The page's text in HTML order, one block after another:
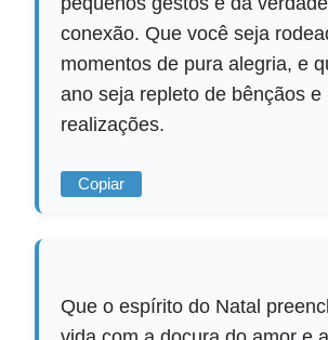
conexão. Que você seja
momentos de pura alegria, e
ano seja repleto de bênçãos e
realizações.
Copiar
Que o espírito do Natal